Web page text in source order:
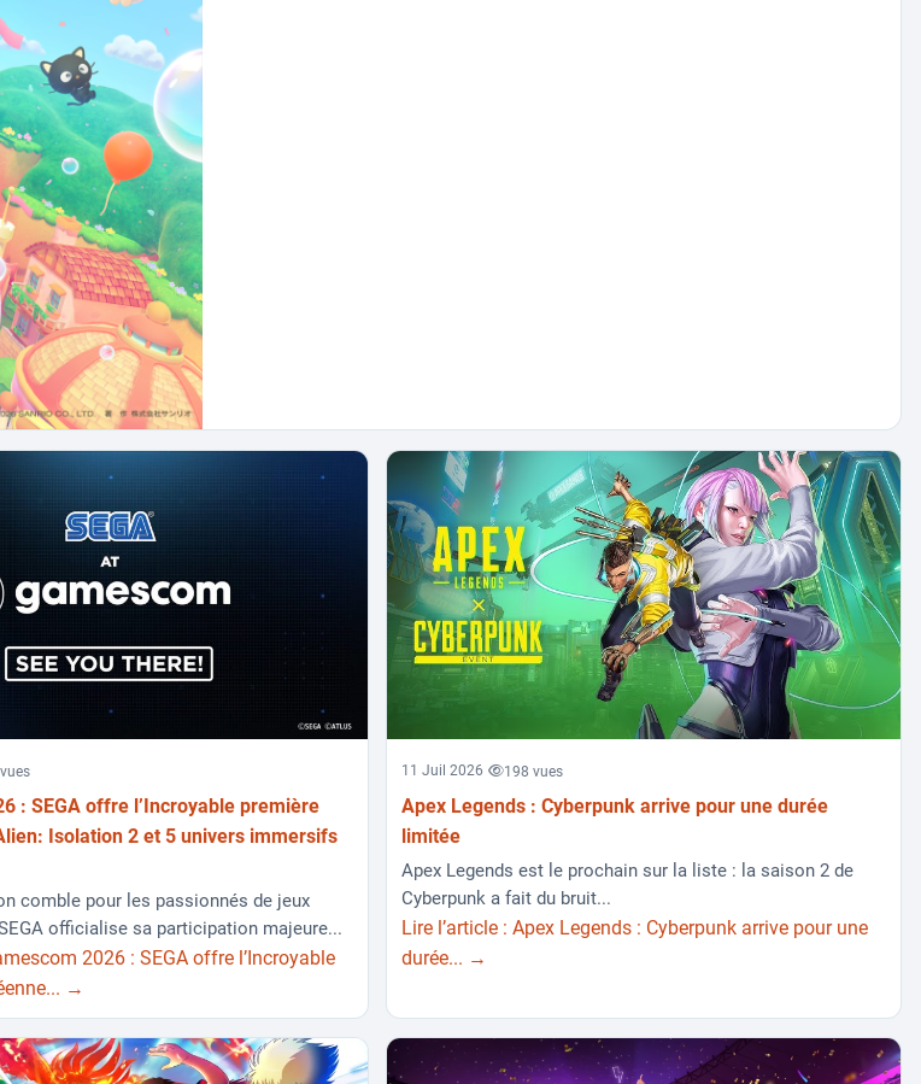
: SEGA offre l’Incroyable première
Isolation 2 et 5 univers immersifs
comble pour les passionnés de jeux
officialise sa participation majeure...
2026 : SEGA offre l’Incroyable
→
11 Juil 2026 198 vues
Apex Legends : Cyberpunk arrive pour une durée
limitée
Apex Legends est le prochain sur la liste : la saison 2 de
Cyberpunk a fait du bruit...
Lire l’article : Apex Legends : Cyberpunk arrive pour une
durée... →